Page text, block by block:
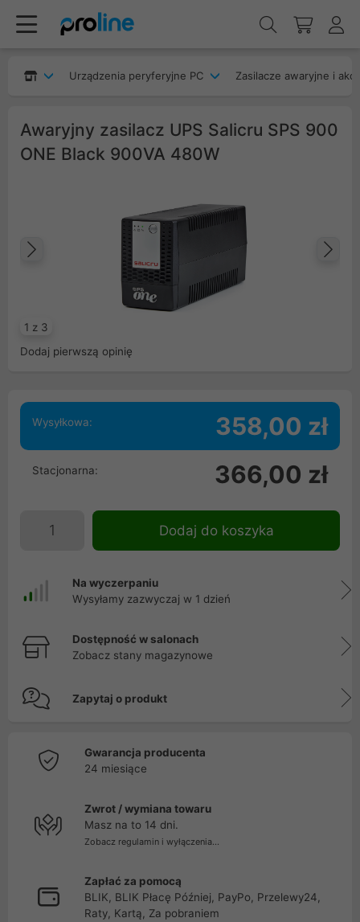
Urządzenia peryferyjne PC Zasilacze awaryjne i
Awaryjny zasilacz UPS Salicru SPS 900
ONE Black 900VA 480W
1 z 3
Poprzedni
Dodaj pierwszą opinię
Wysyłkowa: 358,00 zł
Stacjonarna: 366,00 zł
Dodaj do koszyka
Na wyczerpaniu
Wysyłamy zazwyczaj w 1 dzień
Dostępność w salonach
Zobacz stany magazynowe
Zapytaj o produkt
Gwarancja producenta
24 miesiące
Zwrot / wymiana towaru
Masz na to 14 dni.
Zobacz regulamin i wyłączenia...
Zapłać za pomocą
BLIK, BLIK Płacę Później, PayPo, Przelewy24,
Raty, Kartą, Za pobraniem